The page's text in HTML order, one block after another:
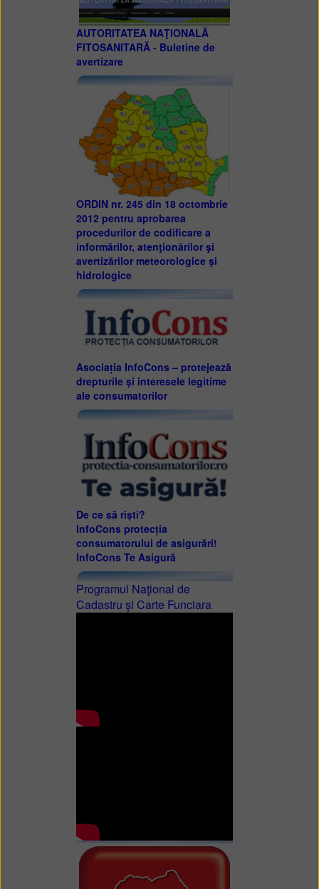
AUTORITATEA NAŢIONALĂ
FITOSANITARĂ - Buletine de
avertizare
ORDIN nr. 245 din 18 octombrie
2012 pentru aprobarea
procedurilor de codificare a
informărilor, atenţionărilor şi
avertizărilor meteorologice şi
hidrologice
Asociația InfoCons – protejează
drepturile și interesele legitime
ale consumatorilor
De ce să riști?
InfoCons protecția
consumatorului de asigurări!
InfoCons Te Asigură
Programul Naţional de
Cadastru şi Carte Funciara